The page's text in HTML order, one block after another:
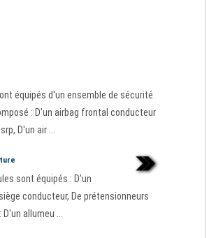
équipés d'un ensemble de sécurité
: D'un airbag frontal conducteur
D'un air ...
sont équipés : D'un
conducteur, De prétensionneurs
allumeu ...